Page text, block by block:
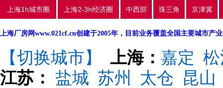
上海1h城市圈 上海2-3h经济圈 中西部 珠三角 京津冀
上海厂房网www.021cf.cn创建于2005年，目前业务覆盖全国主要城市产
【切换城市】 上海： 嘉定
江苏： 盐城 苏州 太仓 昆山